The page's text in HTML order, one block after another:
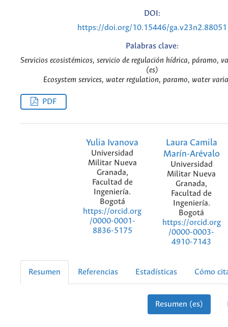
DOI:
https://doi.org/10.15446/ga.v23n2.88051
Palabras clave:
Servicios ecosistémicos, servicio de regulación hídrica, páramo,
(es)
Ecosystem services, water regulation, paramo, water
PDF
Yulia Ivanova
Universidad
Militar Nueva
Granada,
Facultad de
Ingeniería.
Bogotá
https://orcid.org
/0000-0001-
8836-5175
Laura Camila
Marín-Arévalo
Universidad
Militar Nueva
Granada,
Facultad de
Ingeniería.
Bogotá
https://orcid.org
/0000-0003-
4910-7143
Resumen Referencias Estadísticas Cómo
Resumen (es)